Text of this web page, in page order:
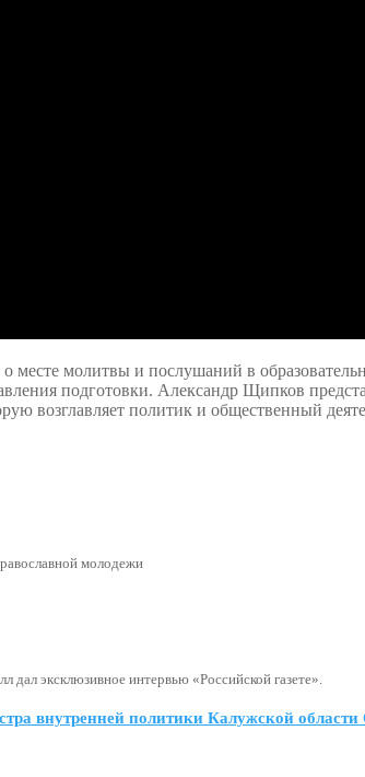
молитвы и послушаний в
подготовки. Александр Щипков
возглавляет политик и общественный
молодежи
эксклюзивное интервью «Российской газете».
внутренней политики Калужской